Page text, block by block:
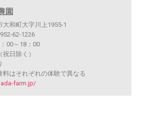
園
和町大字川上1955-1
62-1226
00～18：00
日除く）
はそれぞれの体験で異なる
farm.jp/